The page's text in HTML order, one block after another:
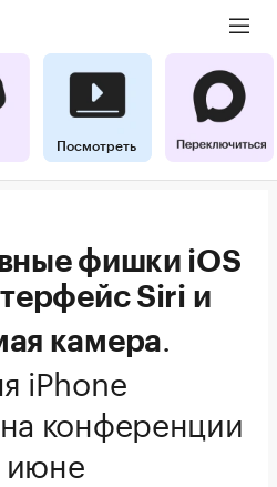
Посмотреть
фишки iOS
Siri и
камера.
iPhone
конференции
июне